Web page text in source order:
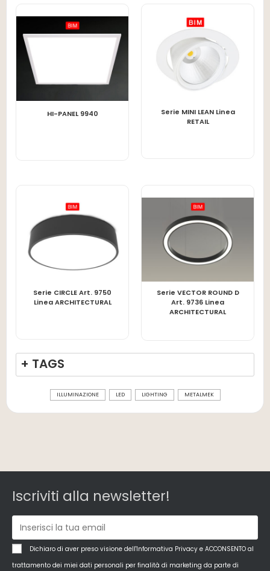
LEGGI TUTTO
HI-PANEL 9940 LEGGI TUTTO
Serie MINI LEAN Linea
RETAIL
LEGGI TUTTO
Serie CIRCLE Art. 9750
Linea ARCHITECTURAL
LEGGI TUTTO
Serie VECTOR ROUND D
Art. 9736 Linea
ARCHITECTURAL
+ TAGS
ILLUMINAZIONE LED LIGHTING METALMEK
Iscriviti alla newsletter!
Dichiaro di aver preso visione dell'Informativa Privacy e ACCONSENTO al
trattamento dei miei dati personali per finalità di marketing da parte di